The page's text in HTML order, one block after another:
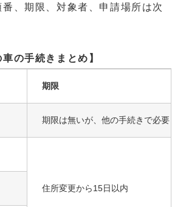
、期限、対象者、申請場所は次
車の手続きまとめ】
期限
期限は無いが、他の手続きで必要
住所変更から15日以内